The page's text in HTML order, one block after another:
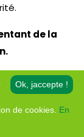
de la
Stéphane
Ok, jaccepte !
de cookies. En